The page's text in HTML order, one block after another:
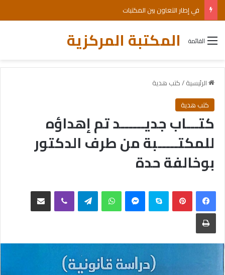
في إطار التعاون بين المكتبات
المكتبة المركزية القائمة
الرئيسية/كتب هدية
كتب هدية
كتـــاب جديــــــد تم إهداؤه
للمكتـــــبة من طرف الدكتور
بوخالفة حدة